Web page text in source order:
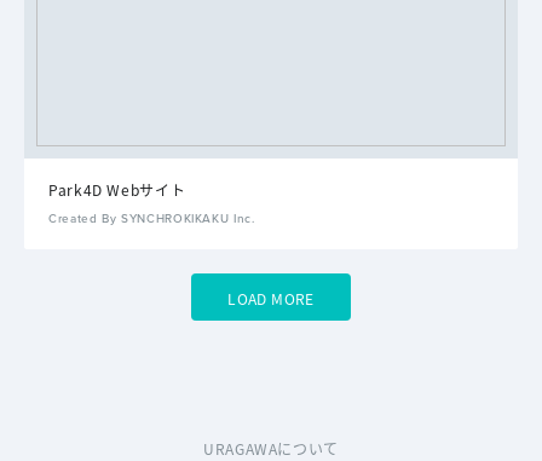
Park4D Webサイト
Created By SYNCHROKIKAKU Inc.
LOAD MORE
URAGAWAについて